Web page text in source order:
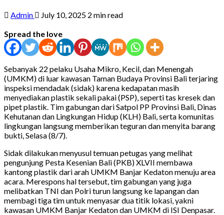
Admin July 10, 2025 2 min read
Spread the love
Sebanyak 22 pelaku Usaha Mikro, Kecil, dan Menengah
(UMKM) di luar kawasan Taman Budaya Provinsi Bali terjaring
inspeksi mendadak (sidak) karena kedapatan masih
menyediakan plastik sekali pakai (PSP), seperti tas kresek dan
pipet plastik. Tim gabungan dari Satpol PP Provinsi Bali, Dinas
Kehutanan dan Lingkungan Hidup (KLH) Bali, serta komunitas
lingkungan langsung memberikan teguran dan menyita barang
bukti, Selasa (8/7).
Sidak dilakukan menyusul temuan petugas yang melihat
pengunjung Pesta Kesenian Bali (PKB) XLVII membawa
kantong plastik dari arah UMKM Banjar Kedaton menuju area
acara. Merespons hal tersebut, tim gabungan yang juga
melibatkan TNI dan Polri turun langsung ke lapangan dan
membagi tiga tim untuk menyasar dua titik lokasi, yakni
kawasan UMKM Banjar Kedaton dan UMKM di ISI Denpasar.